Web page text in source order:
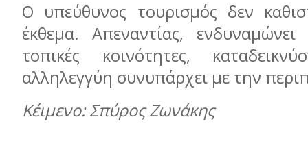
Ο υπεύθυνος τουρισμός δεν
έκθεμα. Απεναντίας, ενδυναμώνει
τοπικές κοινότητες,
αλληλεγγύη συνυπάρχει με την
Κέιμενο: Σπύρος Ζωνάκης